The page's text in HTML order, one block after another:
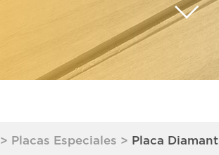
> Placas Especiales > Placa Diamant